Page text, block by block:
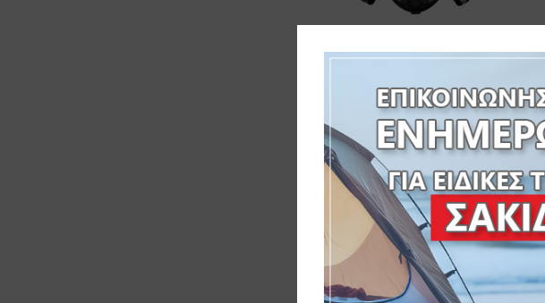
ΟΛΟΚΛΗΡΟΥ ΠΡΟΣΩΠΟΥ
ΑΝΑΠΝΕΥΣΤΗΡΑ
274-4443